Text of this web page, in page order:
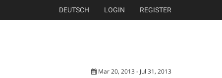
DEUTSCH LOGIN REGISTER
Mar 20, 2013 - Jul 31, 2013